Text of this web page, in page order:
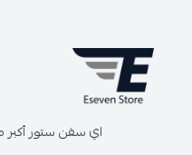
اي سفن ستور أكبر